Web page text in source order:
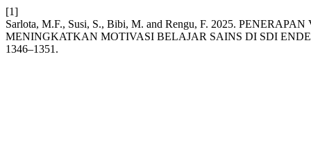
[1]
Sarlota, M.F., Susi, S., Bibi, M. and Rengu, F. 2025.
MENINGKATKAN MOTIVASI BELAJAR SAINS DI SDI
1346–1351.